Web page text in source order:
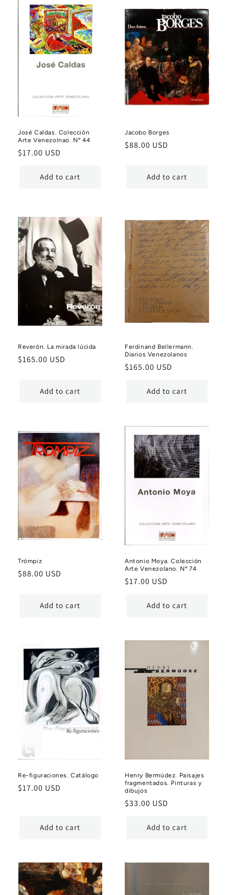
José Caldas. Colección
Arte Venezolnao. Nº 44
Regular
$17.00 USD
Add to cart
Jacobo Borges
Regular
$88.00 USD
Add to cart
Reverón. La mirada lúcida
Regular
$165.00 USD
Add to cart
Ferdinand Bellermann.
Diarios Venezolanos
Regular
$165.00 USD
Add to cart
Trómpiz
Regular
$88.00 USD
Add to cart
Antonio Moya. Colección
Arte Venezolano. Nº 74
Regular
$17.00 USD
Add to cart
Re-figuraciones. Catálogo
Regular
$17.00 USD
Add to cart
Henry Bermúdez. Paisajes
fragmentados. Pinturas y
dibujos
Regular
$33.00 USD
Add to cart